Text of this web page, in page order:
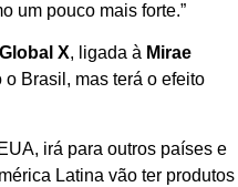
um pouco mais forte.”
Global X, ligada à Mirae
Brasil, mas terá o efeito
irá para outros países e
Latina vão ter produtos